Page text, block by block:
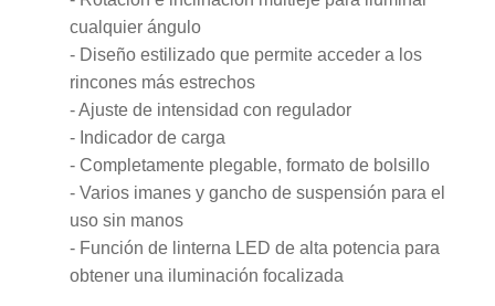
cualquier ángulo
- Diseño estilizado que permite acceder a los
rincones más estrechos
- Ajuste de intensidad con regulador
- Indicador de carga
- Completamente plegable, formato de bolsillo
- Varios imanes y gancho de suspensión para el
uso sin manos
- Función de linterna LED de alta potencia para
obtener una iluminación focalizada